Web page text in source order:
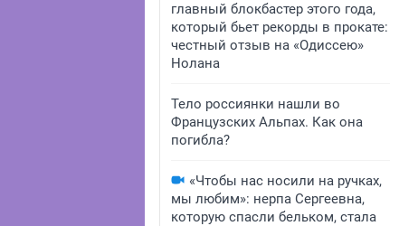
главный блокбастер этого года,
который бьет рекорды в прокате:
честный отзыв на «Одиссею»
Нолана
Тело россиянки нашли во
Французских Альпах. Как она
погибла?
«Чтобы нас носили на ручках,
мы любим»: нерпа Сергеевна,
которую спасли бельком, стала